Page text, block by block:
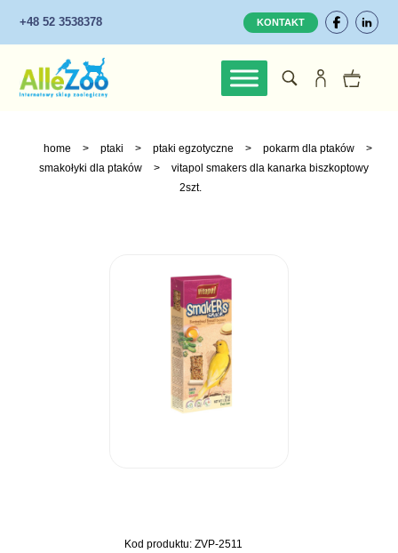
+48 52 3538378 KONTAKT
home > ptaki > ptaki egzotyczne > pokarm dla ptaków
>
smakołyki dla ptaków
>
vitapol smakers dla kanarka biszkoptowy
2szt.
Kod produktu: ZVP-2511